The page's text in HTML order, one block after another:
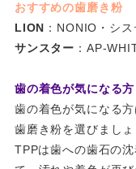
おすすめの歯磨き粉
LION ：NONIO・シ
サンスター ：AP-
歯の着色が気になる方
歯の着色が気になる
歯磨き粉を選びましょ
TPPは歯への歯石の